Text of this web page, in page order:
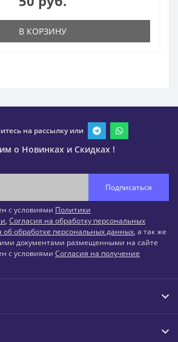
В КОРЗИНУ
на рассылку или
о Новинках и Скидках !
Подписаться
с условиями Политики
, Согласия на обработку персональных
обработке персональных данных, а так же
документами размещенными на сайте
с условиями Согласия на получение